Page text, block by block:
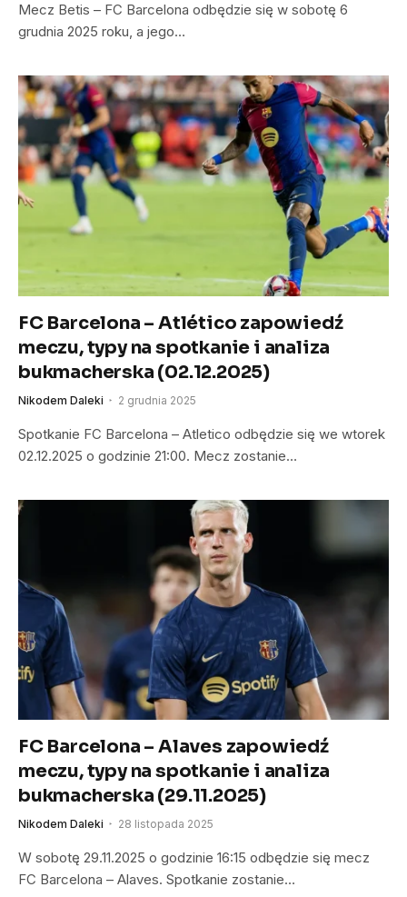
Mecz Betis – FC Barcelona odbędzie się w sobotę 6
grudnia 2025 roku, a jego…
FC Barcelona – Atlético zapowiedź
meczu, typy na spotkanie i analiza
bukmacherska (02.12.2025)
Nikodem Daleki 2 grudnia 2025
Spotkanie FC Barcelona – Atletico odbędzie się we wtorek
02.12.2025 o godzinie 21:00. Mecz zostanie…
FC Barcelona – Alaves zapowiedź
meczu, typy na spotkanie i analiza
bukmacherska (29.11.2025)
Nikodem Daleki 28 listopada 2025
W sobotę 29.11.2025 o godzinie 16:15 odbędzie się mecz
FC Barcelona – Alaves. Spotkanie zostanie…